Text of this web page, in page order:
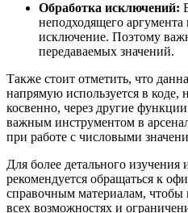
Обработка исключений:
неподходящего
исключение. Поэтому
передаваемых значений.
Также стоит отметить, что
напрямую используется в коде,
косвенно, через другие
важным инструментом в
при работе с числовыми
Для более детального изучения
рекомендуется обращаться к
справочным материалам, чтобы
всех возможностях и